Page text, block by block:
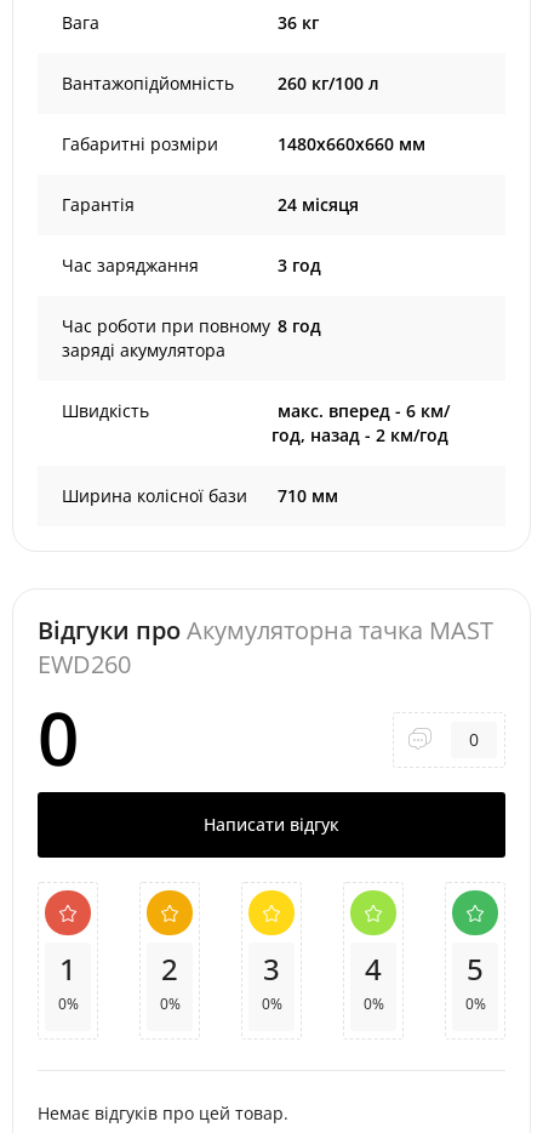
Вага 36 кг
Вантажопідйомність 260 кг/100 л
Габаритні розміри 1480x660x660 мм
Гарантія 24 місяця
Час заряджання 3 год
Час роботи при повному
заряді акумулятора
8 год
Швидкість
макс. вперед - 6 км/
год, назад - 2 км/год
Ширина колісної бази 710 мм
Відгуки проАкумуляторна тачка MAST
EWD260
0 0
Написати відгук
1
0%
2
0%
3
0%
4
0%
5
0%
Немає відгуків про цей товар.